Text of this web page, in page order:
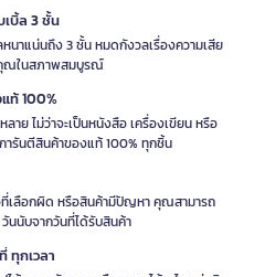
บิ้ล 3 ชั้น
นาแน่นถึง 3 ชั้น หมดกังวลเรื่องความเสีย
ณในสภาพสมบูรณ์
ท้ 100%
าย ไม่ว่าจะเป็นหนังสือ เครื่องเขียน หรือ
ารันตีสินค้าของแท้ 100% ทุกชิ้น
ที่เลือกผิด หรือสินค้ามีปัญหา คุณสามารถ
นนับจากวันที่ได้รับสินค้า
ทุกเวลา